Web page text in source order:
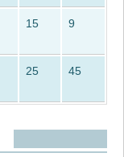
15 9
25 45